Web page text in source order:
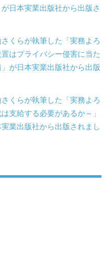
日本実業出版社から出版さ
くらが執筆した「実務よろ
はプライバシー侵害に当た
が日本実業出版社から出版
くらが執筆した「実務よろ
支給する必要があるか～」
業出版社から出版されまし